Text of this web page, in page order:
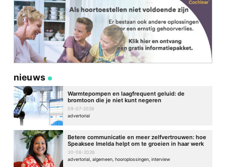
nieuws
Warmtepompen en laagfrequent geluid: de
bromtoon die je niet kunt negeren
09-07-2026
advertorial
Betere communicatie en meer zelfvertrouwen: hoe
Speaksee Imelda helpt om te groeien in haar werk
30-06-2026
advertorial, algemeen, hooroplossingen, interview